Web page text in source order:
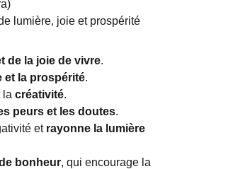
lumière, joie et prospérité
de la joie de vivre.
et la prospérité.
la créativité.
peurs et les doutes.
et rayonne la lumière
bonheur, qui encourage la